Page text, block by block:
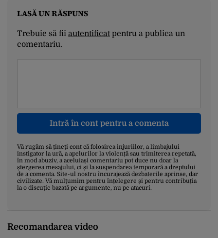
LASĂ UN RĂSPUNS
Trebuie să fii autentificatpentru a publica un
comentariu.
Intră în cont pentru a comenta
Vă rugăm să țineți cont că folosirea injuriilor, a limbajului
instigator la ură, a apelurilor la violență sau trimiterea repetată,
în mod abuziv, a aceluiași comentariu pot duce nu doar la
ștergerea mesajului, ci și la suspendarea temporară a dreptului
de a comenta. Site-ul nostru încurajează dezbaterile aprinse, dar
civilizate. Vă mulțumim pentru înțelegere și pentru contribuția
la o discuție bazată pe argumente, nu pe atacuri.
Recomandarea video